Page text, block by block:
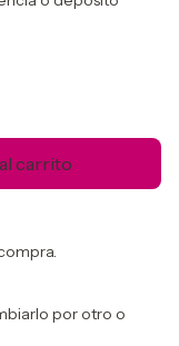
por otro o